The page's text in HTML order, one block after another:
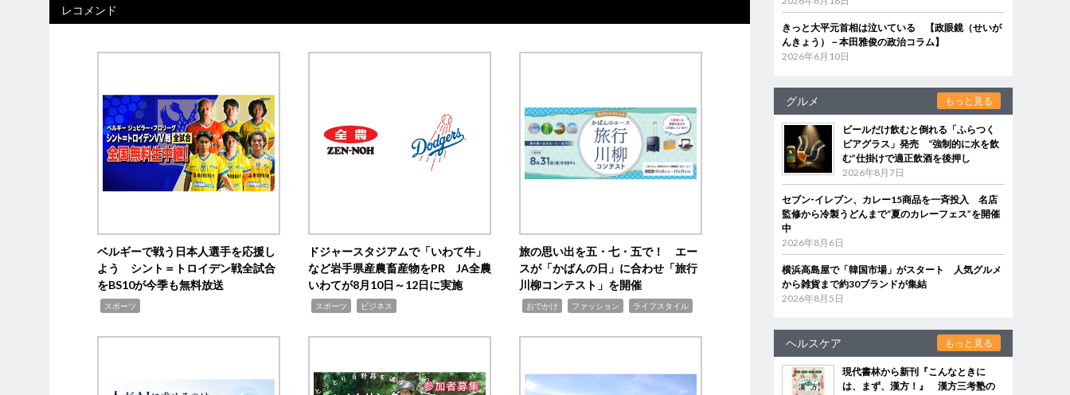
レコメンド
ベルギーで戦う日本人選手を応援し
よう シント＝トロイデン戦全試合
をBS10が今季も無料放送
スポーツ
ドジャースタジアムで「いわて牛」
など岩手県産農畜産物をPR JA全農
いわてが8月10日～12日に実施
スポーツ ビジネス
旅の思い出を五・七・五で！ エー
スが「かばんの日」に合わせ「旅行
川柳コンテスト」を開催
おでかけ ファッション ライフスタイル
きっと大平元首相は泣いている 【政眼鏡（せいが
んきょう）－本田雅俊の政治コラム】
2026年6月10日
グルメ もっと見る
ビールだけ飲むと倒れる「ふらつく
ビアグラス」発売 “強制的に水を飲
む”仕掛けで適正飲酒を後押し
2026年8月7日
セブン‐イレブン、カレー15商品を一斉投入 名店
監修から冷製うどんまで“夏のカレーフェス”を開催
中
2026年8月6日
横浜高島屋で「韓国市場」がスタート 人気グルメ
から雑貨まで約30ブランドが集結
2026年8月5日
ヘルスケア もっと見る
現代書林から新刊『こんなときに
は、まず、漢方！』 漢方三考塾の